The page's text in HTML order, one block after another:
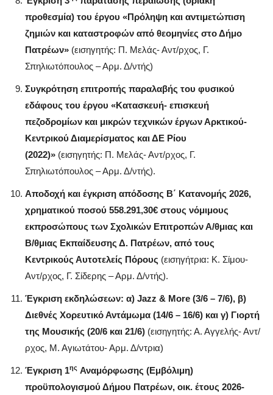
προθεσμία) του έργου «Πρόληψη και αντιμετώπιση
ζημιών και καταστροφών από θεομηνίες στο Δήμο
Πατρέων» (εισηγητής: Π. Μελάς- Αντ/ρχος, Γ.
Σπηλιωτόπουλος – Αρμ. Δ/ντής)
Συγκρότηση επιτροπής παραλαβής του φυσικού
εδάφους του έργου «Κατασκευή- επισκευή
πεζοδρομίων και μικρών τεχνικών έργων Αρκτικού-
Κεντρικού Διαμερίσματος και ΔΕ Ρίου
(2022)» (εισηγητής: Π. Μελάς- Αντ/ρχος, Γ.
Σπηλιωτόπουλος – Αρμ. Δ/ντής).
Αποδοχή και έγκριση απόδοσης Β΄ Κατανομής 2026,
χρηματικού ποσού 558.291,30€ στους νόμιμους
εκπροσώπους των Σχολικών Επιτροπών Α/θμιας και
Β/θμιας Εκπαίδευσης Δ. Πατρέων, από τους
Κεντρικούς Αυτοτελείς Πόρους (εισηγήτρια: Κ. Σίμου-
Αντ/ρχος, Γ. Σίδερης – Αρμ. Δ/ντής).
Έγκριση εκδηλώσεων: α) Jazz & More (3/6 – 7/6), β)
Διεθνές Χορευτικό Αντάμωμα (14/6 – 16/6) και γ) Γιορτή
της Μουσικής (20/6 και 21/6) (εισηγητής: Α. Αγγελής- Αντ/
ρχος, Μ. Αγιωτάτου- Αρμ. Δ/ντρια)
Έγκριση 1ης Αναμόρφωσης (Εμβόλιμη)
προϋπολογισμού Δήμου Πατρέων, οικ. έτους 2026-